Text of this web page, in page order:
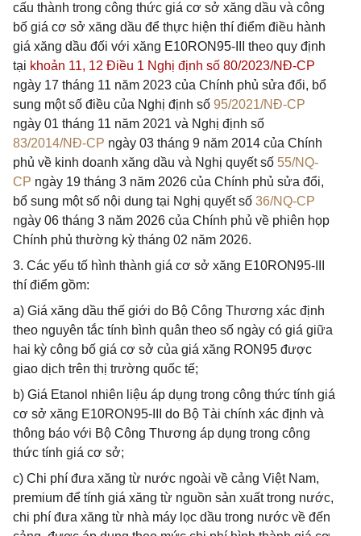
cấu thành trong công thức giá cơ sở xăng dầu và công
bố giá cơ sở xăng dầu để thực hiện thí điểm điều hành
giá xăng dầu đối với xăng E10RON95-III theo quy định
tại khoản 11, 12 Điều 1 Nghị định số 80/2023/NĐ-CP
ngày 17 tháng 11 năm 2023 của Chính phủ sửa đổi, bổ
sung một số điều của Nghị định số 95/2021/NĐ-CP
ngày 01 tháng 11 năm 2021 và Nghị định số
83/2014/NĐ-CP ngày 03 tháng 9 năm 2014 của Chính
phủ về kinh doanh xăng dầu và Nghị quyết số 55/NQ-
CP ngày 19 tháng 3 năm 2026 của Chính phủ sửa đổi,
bổ sung một số nội dung tại Nghị quyết số 36/NQ-CP
ngày 06 tháng 3 năm 2026 của Chính phủ về phiên họp
Chính phủ thường kỳ tháng 02 năm 2026.
3. Các yếu tố hình thành giá cơ sở xăng E10RON95-III
thí điểm gồm:
a) Giá xăng dầu thế giới do Bộ Công Thương xác định
theo nguyên tắc tính bình quân theo số ngày có giá giữa
hai kỳ công bố giá cơ sở của giá xăng RON95 được
giao dịch trên thị trường quốc tế;
b) Giá Etanol nhiên liệu áp dụng trong công thức tính giá
cơ sở xăng E10RON95-III do Bộ Tài chính xác định và
thông báo với Bộ Công Thương áp dụng trong công
thức tính giá cơ sở;
c) Chi phí đưa xăng từ nước ngoài về cảng Việt Nam,
premium để tính giá xăng từ nguồn sản xuất trong nước,
chi phí đưa xăng từ nhà máy lọc dầu trong nước về đến